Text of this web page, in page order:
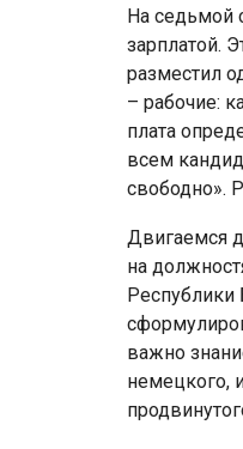
На седьмой
зарплатой.
разместил
– рабочие:
плата
всем
свободно».
Двигаемся
на
Республики
важно
немецкого,